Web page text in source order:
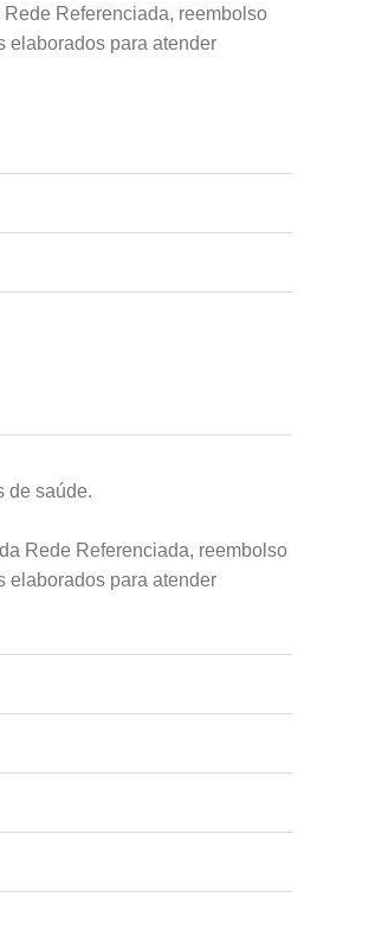
Referenciada, reembolso
elaborados para atender
de saúde.
Rede Referenciada, reembolso
elaborados para atender